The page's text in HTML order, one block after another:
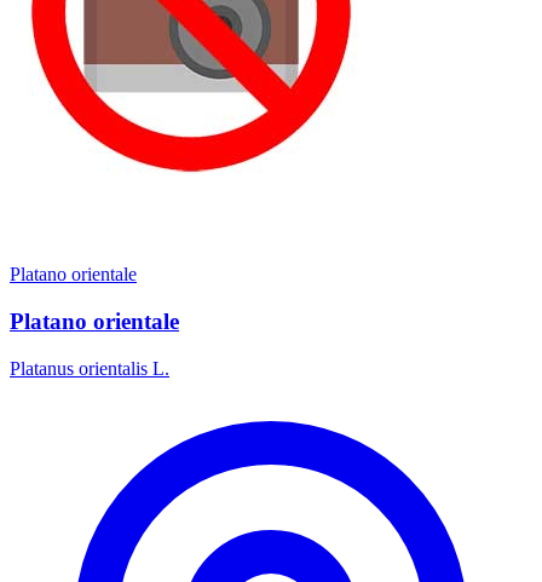
Platano orientale
Platano orientale
Platanus orientalis L.